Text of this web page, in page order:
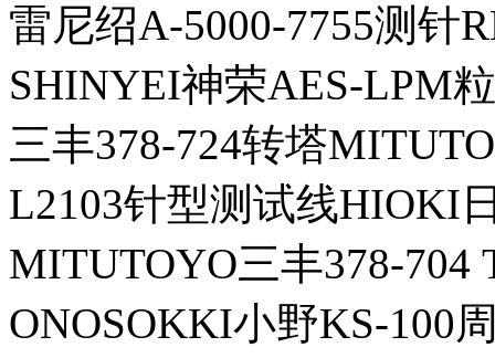
雷尼绍A-5000-7755测针
SHINYEI神荣AES-LPM
三丰378-724转塔
L2103针型测试线HIOKI
MITUTOYO三丰378-704
ONOSOKKI小野KS-100